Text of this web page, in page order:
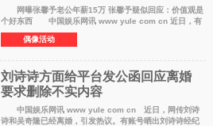
网曝张馨予老公年薪15万 张馨予疑似回应：价值观是
个好东西 中国娱乐网讯 www yule com cn 近日，有
消息称，张馨予的老公何捷已经转业，被分配到广州大学
保卫处任职，更有消息爆料张馨予
偶像活动
刘诗诗方面给平台发公函回应离婚
要求删除不实内容
中国娱乐网讯 www yule com cn 近日，网传刘诗
诗和吴奇隆已经离婚，引发热议。有账号晒出刘诗诗经纪